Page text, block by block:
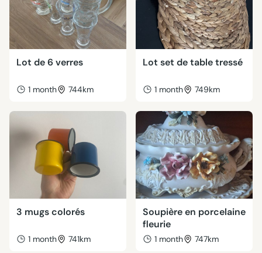
Lot de 6 verres
1 month 744km
Lot set de table tressé
1 month 749km
3 mugs colorés
1 month 741km
Soupière en porcelaine
fleurie
1 month 747km